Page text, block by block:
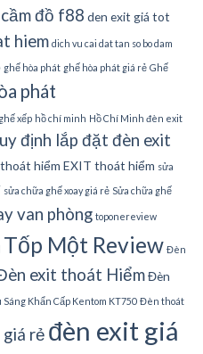
cầm đồ f88 den exit giá tot
hiem dich vu cai dat tan so bo dam
ghế hòa phát ghế hòa phát giá rẻ Ghế
phát
xếp hồ chí minh Hồ Chí Minh đèn exit
định lắp đặt đèn exit
hiểm EXIT thoát hiểm sửa
sửa chữa ghế xoay giá rẻ Sửa chữa ghế
van phòng toponereview
Tốp Một Review Đèn
exit thoát HiểmĐèn
Khẩn Cấp Kentom KT750 Đèn thoát
rẻ đèn exit giá